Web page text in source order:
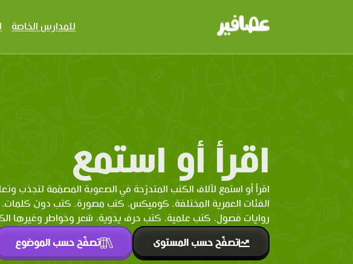
للمدارس الخاصة
اقرأ أو استمع
اقرأ أو استمع لآلاف الكتب المتدرّحة في الصعوبة المصمّمة لتجذب
الفئات العمرية المختلفة. كوميكس، كتب مصورة، كتب دون
روايات فصول، كتب علمية، كتب حرف يدوية، شعر وخواطر وغيرها
تصفّح حسب المستوى تصفّح حسب الموضوع